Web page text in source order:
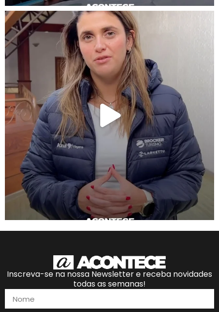
Inscreva-se na nossa Newsletter e receba novidades
todas as semanas!